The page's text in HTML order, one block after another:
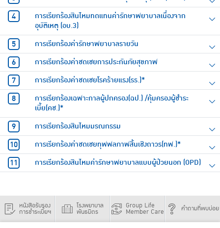
การเรียกร้องสินไหมทดแทนค่ารักษาพยาบาลเนื่องจาก
อุบัติเหตุ (อบ.3)
การเรียกร้องค่ารักษาพยาบาลรายวัน
การเรียกร้องค่าชดเชยการประกันภัยสุขภาพ
การเรียกร้องค่าชดเชยโรคร้ายแรง(รร.)*
การเรียกร้องเฉพาะกาลผู้ปกครอง(ฉป.) /คุ้มครองผู้ชำระ
เบี้ย(คช.)*
การเรียกร้องสินไหมมรณกรรม
การเรียกร้องค่าชดเชยทุพพลภาพสิ้นเชิงถาวร(ทพ.)*
การเรียกร้องสินไหมค่ารักษาพยาบาลแบบผู้ป่วยนอก (OPD)
หนังสือรับรอง
การชำระเบี้ยฯ
โรงพยาบาล
พันธมิตร
Group Life
Member Care คำถามที่พบบ่อย